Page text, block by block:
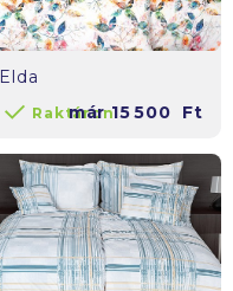
Elda
Raktáron
már15 500 Ft